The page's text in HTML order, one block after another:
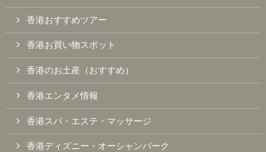
香港おすすめツアー
香港お買い物スポット
香港のお土産（おすすめ）
香港エンタメ情報
香港スパ・エステ・マッサージ
香港ディズニー・オーシャンパーク